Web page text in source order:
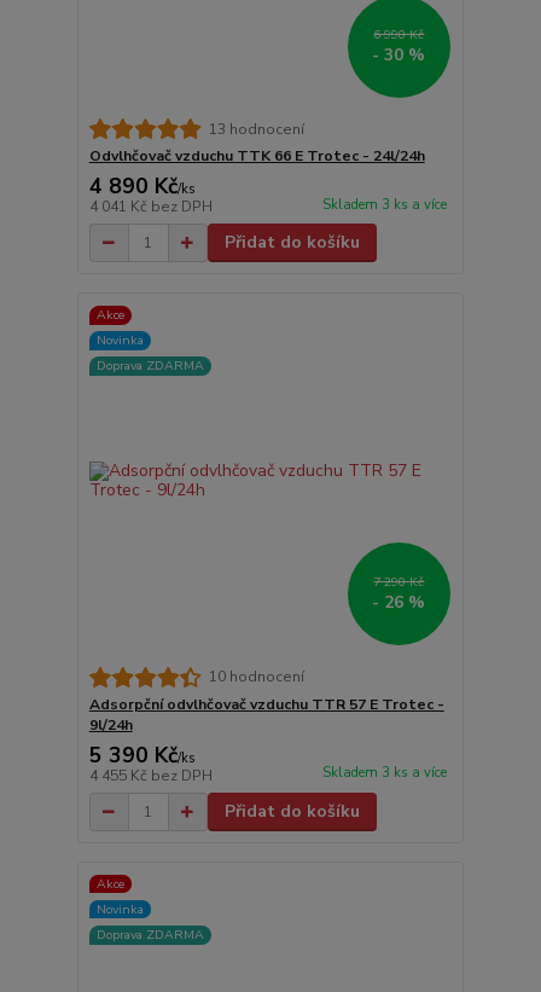
6 990 Kč
- 30 %
13 hodnocení
Odvlhčovač vzduchu TTK 66 E Trotec - 24l/24h
4 890 Kč/ks
4 041 Kč bez DPH Skladem 3 ks a více
Přidat do košíku
Akce
Novinka
Doprava ZDARMA
7 290 Kč
- 26 %
10 hodnocení
Adsorpční odvlhčovač vzduchu TTR 57 E Trotec -
9l/24h
5 390 Kč/ks
4 455 Kč bez DPH Skladem 3 ks a více
Přidat do košíku
Akce
Novinka
Doprava ZDARMA